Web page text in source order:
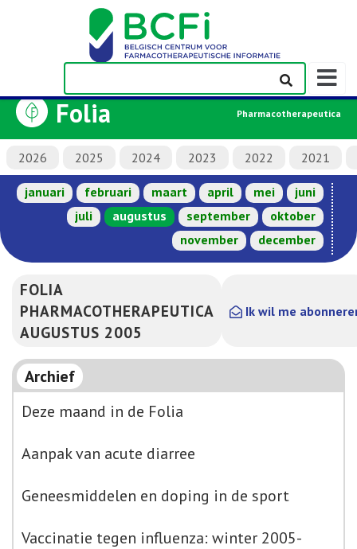
Folia Pharmacotherapeutica
2026 2025 2024 2023 2022 2021
januari februari maart april mei
juni
juli
augustus september
oktober
november
december
FOLIA
PHARMACOTHERAPEUTICA
AUGUSTUS 2005
Ik wil me
Archief
Deze maand in de Folia
Aanpak van acute diarree
Geneesmiddelen en doping in de sport
Vaccinatie tegen influenza: winter 2005-